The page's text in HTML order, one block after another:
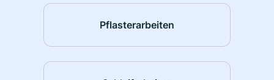
Pflasterarbeiten